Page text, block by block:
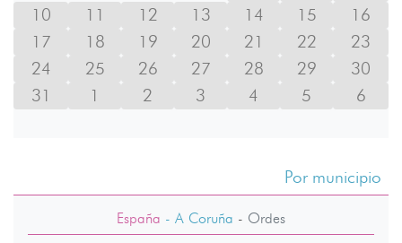
10
11 12 13 14 15
16
17
18 19 20 21 22
23
24
25 26 27 28 29
30
31
1 2 3 4 5 6
Por municipio
España - A Coruña - Ordes